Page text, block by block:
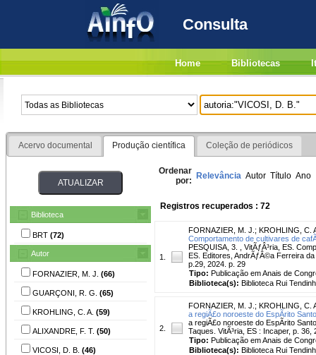
Consulta
Home Bibliotecas
Acervo documental Produção científica Coleção de periódicos
Biblioteca
BRT (72)
Autor
FORNAZIER, M. J. (66)
GUARÇONI, R. G. (65)
KROHLING, C. A. (59)
ALIXANDRE, F. T. (50)
VICOSI, D. B. (46)
Ordenar
por: Relevância Autor Título Ano
Registros recuperados : 72
1.
FORNAZIER, M. J. ; KROHLING, C.
Comportamento de cultivares de
PESQUISA, 3. , VitÃƒÂ³ria, ES.
ES. Editores, AndrÃƒÂ©a Ferreira
p.29, 2024. p. 29
Tipo: Publicação em Anais de
Biblioteca(s): Biblioteca Rui
2.
FORNAZIER, M. J. ; KROHLING, C.
a regiÃ£o noroeste do EspÃ­rito
a regiÃ£o noroeste do EspÃ­rito
Taques. VitÃ³ria, ES : Incaper, p. 36,
Tipo: Publicação em Anais de
Biblioteca(s): Biblioteca Rui